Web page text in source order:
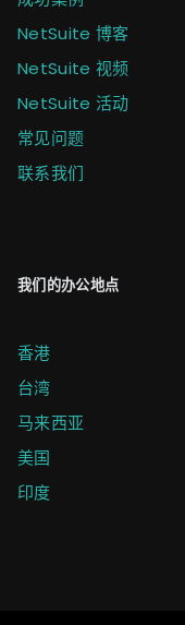
NetSuite 博客
NetSuite 视频
NetSuite 活动
常见问题
联系我们
我们的办公地点
香港
台湾
马来西亚
美国
印度